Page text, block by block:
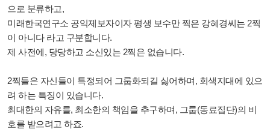
으로 분류하고,
미래한국연구소 공익제보자이자 평생 보수만 찍은 강혜경씨는 2찍
이 아니다 라고 구분합니다.
제 사전에, 당당하고 소신있는 2찍은 없습니다.
2찍들은 자신들이 특정되어 그룹화되길 싫어하며, 회색지대에 있으
려 하는 특징이 있습니다.
최대한의 자유를, 최소한의 책임을 추구하며, 그룹(동료집단)의 비
호를 받으려고 하죠.